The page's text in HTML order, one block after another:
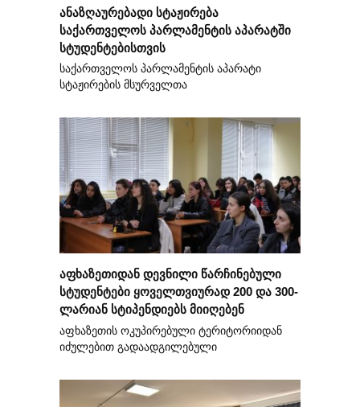
ანაზღაურებადი სტაჟირება
საქართველოს პარლამენტის აპარატში
სტუდენტებისთვის
საქართველოს პარლამენტის აპარატი
სტაჟირების მსურველთა
აფხაზეთიდან დევნილი წარჩინებული
სტუდენტები ყოველთვიურად 200 და 300-
ლარიან სტიპენდიებს მიიღებენ
აფხაზეთის ოკუპირებული ტერიტორიიდან
იძულებით გადაადგილებული